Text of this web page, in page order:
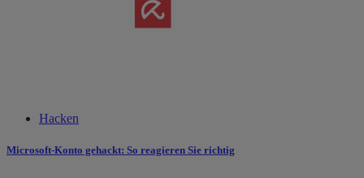
Hacken
Microsoft-Konto gehackt: So reagieren Sie richtig